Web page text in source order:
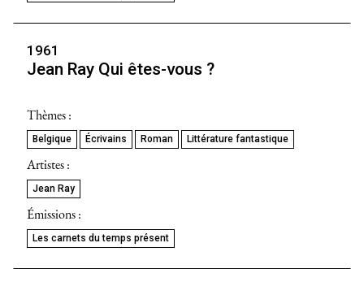
1961
Jean Ray Qui êtes-vous ?
Thèmes :
Belgique Écrivains Roman Littérature fantastique
Artistes :
Jean Ray
Émissions :
Les carnets du temps présent